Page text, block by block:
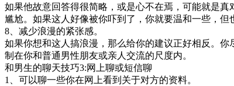
如果他故意回答得很简略，或是心不在焉，可能就是
尴尬。如果这人好像被你吓到了，你就要温和一些，但
8、减少浪漫的紧张感。
如果你想和这人搞浪漫，那么给你的建议正好相反。
制在你和普通男性朋友或亲人交流的尺度内。
和男生的聊天技巧3:网上聊或短信聊
1、可以聊一些你在网上看到关于对方的资料。